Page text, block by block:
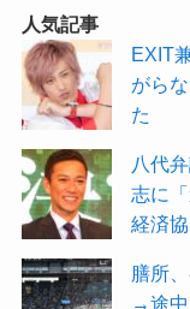
人気記事
EXIT
がら
た
八代
志に
経済
膳所
→途中